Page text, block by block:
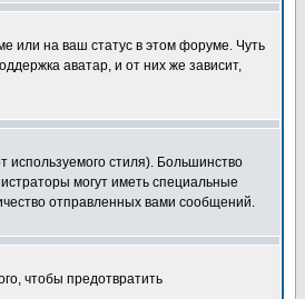
или на ваш статус в этом форуме. Чуть
аватар, и от них же зависит,
стиля). Большинство
могут иметь специальные
отправленных вами сообщений.
чтобы предотвратить